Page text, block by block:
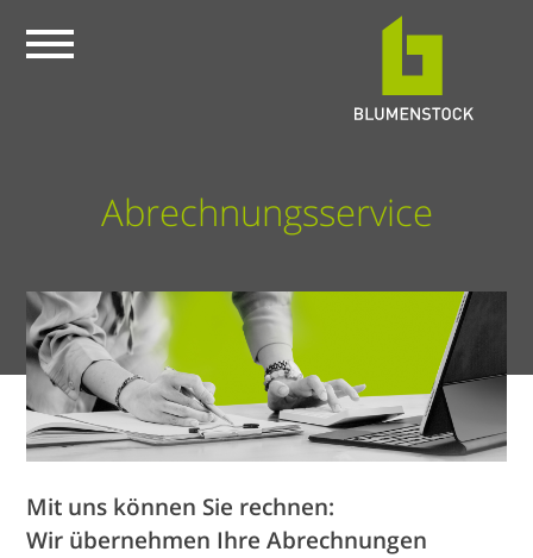
Abrechnungsservice
Mit uns können Sie rechnen:
Wir übernehmen Ihre Abrechnungen